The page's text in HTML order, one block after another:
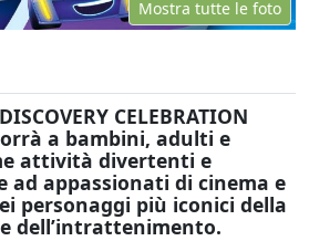
Mostra tutte le foto
CELEBRATION
a bambini, adulti e
attività divertenti e
appassionati di cinema e
personaggi più iconici della
dell’intrattenimento.